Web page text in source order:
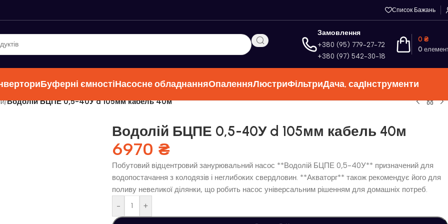
Список Бажань
Замовлення
+380 (95) 779-27-72
+380 (97) 542-30-18
0
0 ₴
Буферні ємностіНасосне обладнанняОпаленняЛюстриФільтриДача, садІнструменти
/Водолій БЦПЕ 0,5-40У d 105мм кабель 40м
Водолій БЦПЕ 0,5-40У d 105мм кабель 40м
6970 ₴
Побутовий відцентровий занурювальний насос **Водолій БЦПЕ 0,5-40У** призначений для
водопостачання з колодязів і неглибоких свердловин. **Акваторг** також рекомендує його для
поливу невеликої ділянки, що робить насос універсальним рішенням для домашніх потреб.
-
+